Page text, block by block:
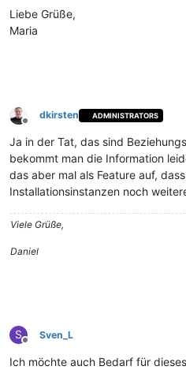
Liebe Grüße,
Maria
Offline
dkirsten ADMINISTRATORS
Ja in der Tat, das sind
bekommt man die Information
das aber mal als Feature auf,
Installationsinstanzen noch
Viele Grüße,
Daniel
S
Offline
Sven_L
Ich möchte auch Bedarf für